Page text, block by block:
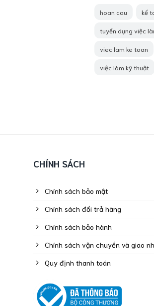
hoan cau kế
tuyển dụng việc
viec lam ke toan
việc làm kỹ thuật
CHÍNH SÁCH
Chính sách bảo mật
Chính sách đổi trả hàng
Chính sách bảo hành
Chính sách vận chuyển và giao
Quy định thanh toán